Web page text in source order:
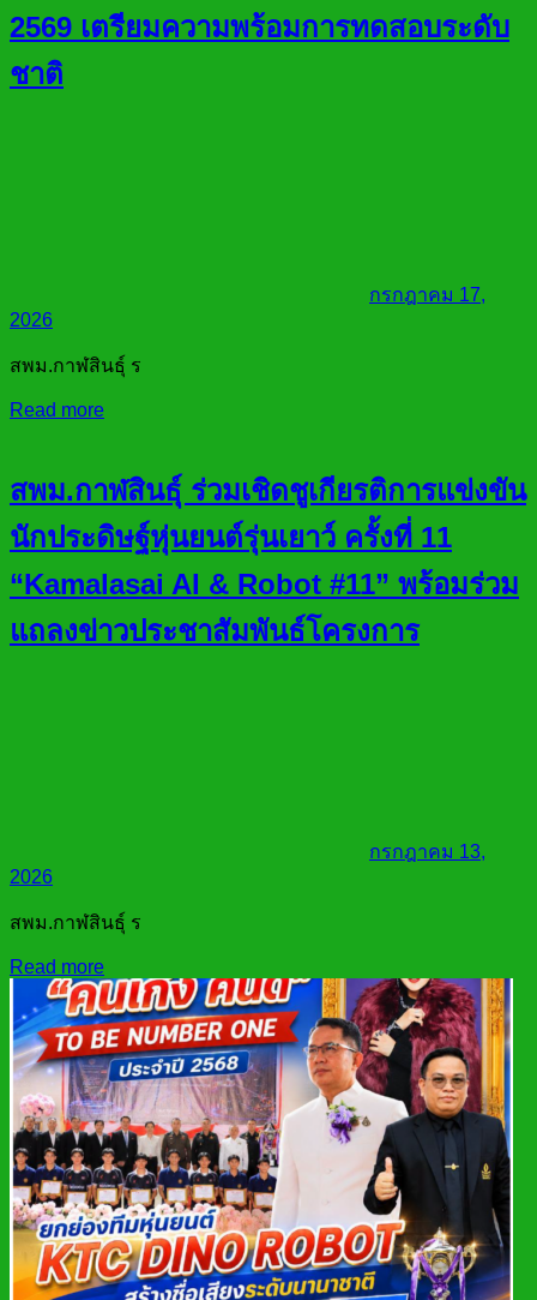
2569 เตรียมความพร้อมการทดสอบระดับ
ชาติ
กรกฎาคม 17,
2026
สพม.กาฬสินธุ์ ร
Read more
สพม.กาฬสินธุ์ ร่วมเชิดชูเกียรติการแข่งขัน
นักประดิษฐ์หุ่นยนต์รุ่นเยาว์ ครั้งที่ 11
“Kamalasai AI & Robot #11” พร้อมร่วม
แถลงข่าวประชาสัมพันธ์โครงการ
กรกฎาคม 13,
2026
สพม.กาฬสินธุ์ ร
Read more